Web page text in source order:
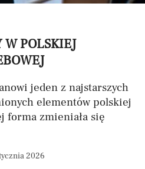
W POLSKIEJ
jeden z najstarszych
elementów polskiej
forma zmieniała się
2026